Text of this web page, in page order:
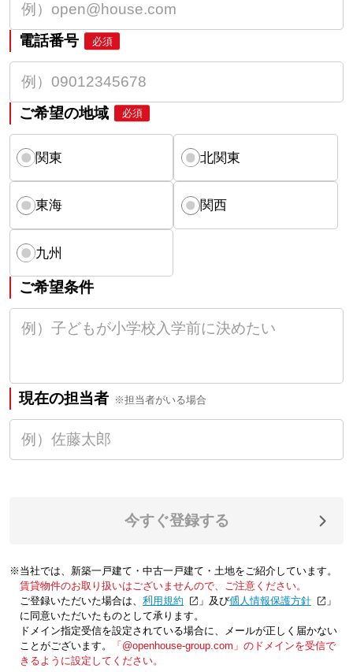
電話番号 必須
ご希望の地域 必須
関東 北関東
東海 関西
九州
ご希望条件
現在の担当者 ※担当者がいる場合
今すぐ登録する
※当社では、新築一戸建て・中古一戸建て・土地をご紹介しています。
賃貸物件のお取り扱いはございませんので、ご注意ください。
ご登録いただいた場合は、「利用規約 」及び「個人情報保護方針
」
に同意いただいたものとして承ります。
ドメイン指定受信を設定されている場合に、メールが正しく届かない
ことがございます。
「@openhouse-group.com」のドメインを受信で
きるように設定してください。